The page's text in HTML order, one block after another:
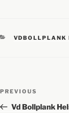
PREVIOUS
Vd Bollplank